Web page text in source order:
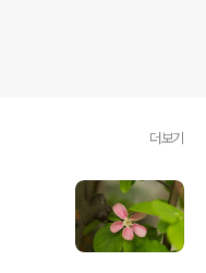
더보기